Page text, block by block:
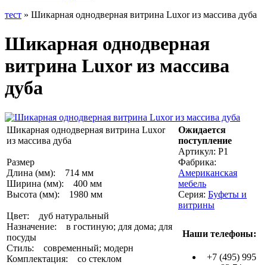
тест » Шикарная однодверная витрина Luxor из массива дуба
Шикарная однодверная
витрина Luxor из массива
дуба
Шикарная однодверная витрина Luxor
из массива дуба
Размер
Длина (мм): 714 мм
Ширина (мм): 400 мм
Высота (мм): 1980 мм
Цвет: дуб натуральный
Назначение: в гостиную; для дома; для
посуды
Стиль: современный; модерн
Комплектация: со стеклом
Ожидается
поступление
Артикул: Р1
Фабрика:
Американская
мебель
Серия: Буфеты и
витрины
Наши телефоны:
+7 (495) 995